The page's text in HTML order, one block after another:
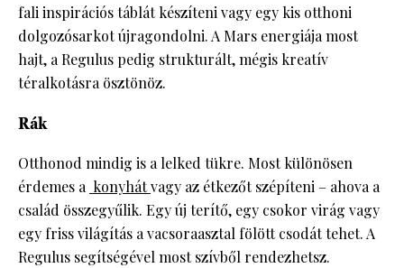
fali inspirációs táblát készíteni vagy egy kis otthoni
dolgozósarkot újragondolni. A Mars energiája most
hajt, a Regulus pedig strukturált, mégis kreatív
téralkotásra ösztönöz.
Rák
Otthonod mindig is a lelked tükre. Most különösen
érdemes a konyhátvagy az étkezőt szépíteni – ahova a
család összegyűlik. Egy új terítő, egy csokor virág vagy
egy friss világítás a vacsoraasztal fölött csodát tehet. A
Regulus segítségével most szívből rendezhetsz.